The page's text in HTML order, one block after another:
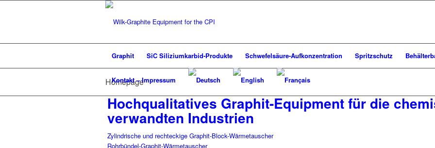
Graphit SiC Siliziumkarbid-Produkte Schwefelsäure-Aufkonzentration Spritzschutz
Kontakt – Impressum
Homepage
Hochqualitatives Graphit-Equipment für die
verwandten Industrien
Zylindrische und rechteckige Graphit-Block-Wärmetauscher
Rohrbündel-Graphit-Wärmetauscher